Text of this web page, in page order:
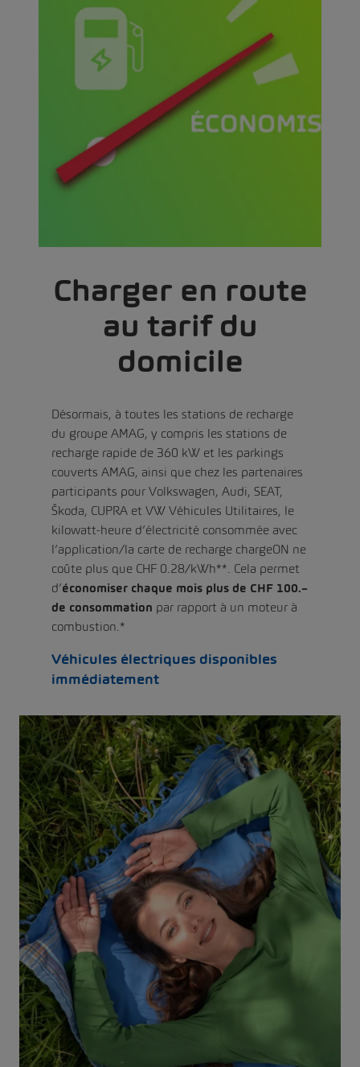
Charger en route
au tarif du
domicile
Désormais, à toutes les stations de recharge
du groupe AMAG, y compris les stations de
recharge rapide de 360 kW et les parkings
couverts AMAG, ainsi que chez les partenaires
participants pour Volkswagen, Audi, SEAT,
Škoda, CUPRA et VW Véhicules Utilitaires, le
kilowatt-heure d’électricité consommée avec
l’application/la carte de recharge chargeON ne
coûte plus que CHF 0.28/kWh**. Cela permet
d’économiser chaque mois plus de CHF 100.–
de consommation par rapport à un moteur à
combustion.*
Véhicules électriques disponibles
immédiatement